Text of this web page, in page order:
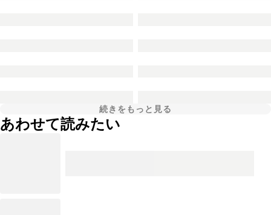
続きをもっと見る
あわせて読みたい